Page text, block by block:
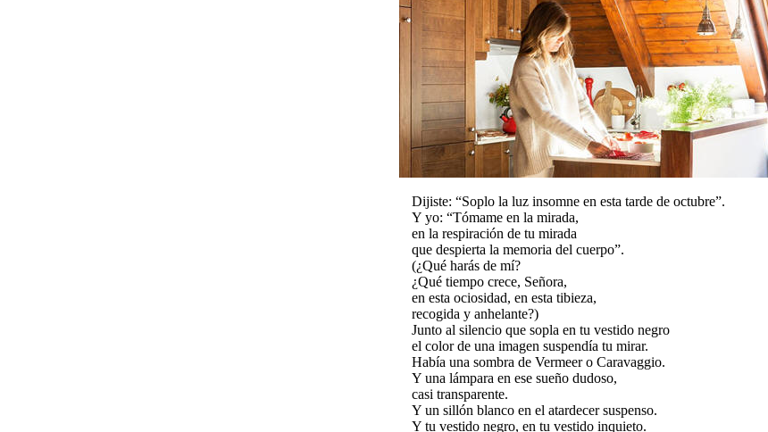
Dijiste: “Soplo la luz insomne en esta tarde de octubre”.
Y yo: “Tómame en la mirada,
en la respiración de tu mirada
que despierta la memoria del cuerpo”.
(¿Qué harás de mí?
¿Qué tiempo crece, Señora,
en esta ociosidad, en esta tibieza,
recogida y anhelante?)
Junto al silencio que sopla en tu vestido negro
el color de una imagen suspendía tu mirar.
Había una sombra de Vermeer o Caravaggio.
Y una lámpara en ese sueño dudoso,
casi transparente.
Y un sillón blanco en el atardecer suspenso.
Y tu vestido negro, en tu vestido inquieto.